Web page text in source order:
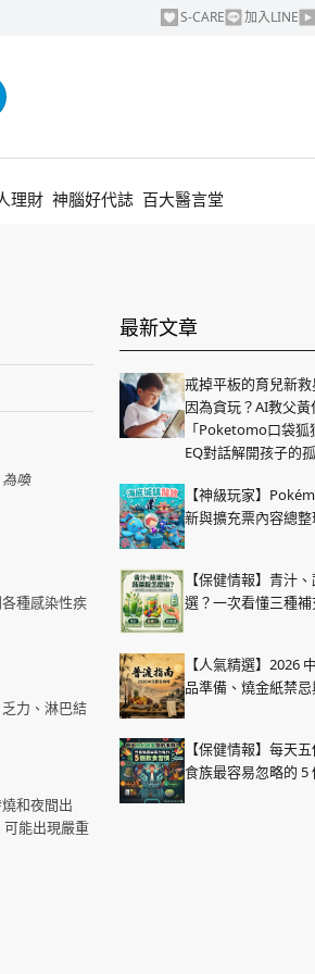
S-CARE 加入LINE
理財 神腦好代誌 百大醫言堂
喚
種感染性疾
力、淋巴結
和夜間出
能出現嚴重
最新文章
戒掉平板的育兒新
因為貪玩？AI教父
「Poketomo口袋
EQ對話解開孩子的
【神級玩家】
新與擴充票內容總
【保健情報】青汁
選？一次看懂三種
【人氣精選】2026
品準備、燒金紙禁
【保健情報】每天
食族最容易忽略的 5